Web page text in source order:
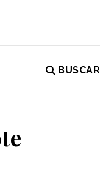
BUSCAR